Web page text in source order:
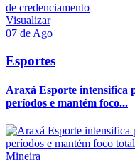
Visualizar
07 de Ago
Esportes
Araxá Esporte intensifica
períodos e mantém foco...